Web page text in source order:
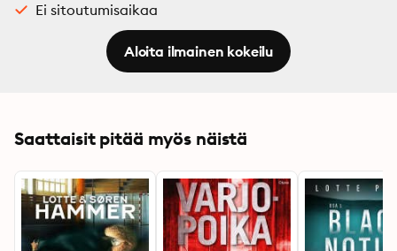
Ei sitoutumisaikaa
Aloita ilmainen kokeilu
Saattaisit pitää myös näistä